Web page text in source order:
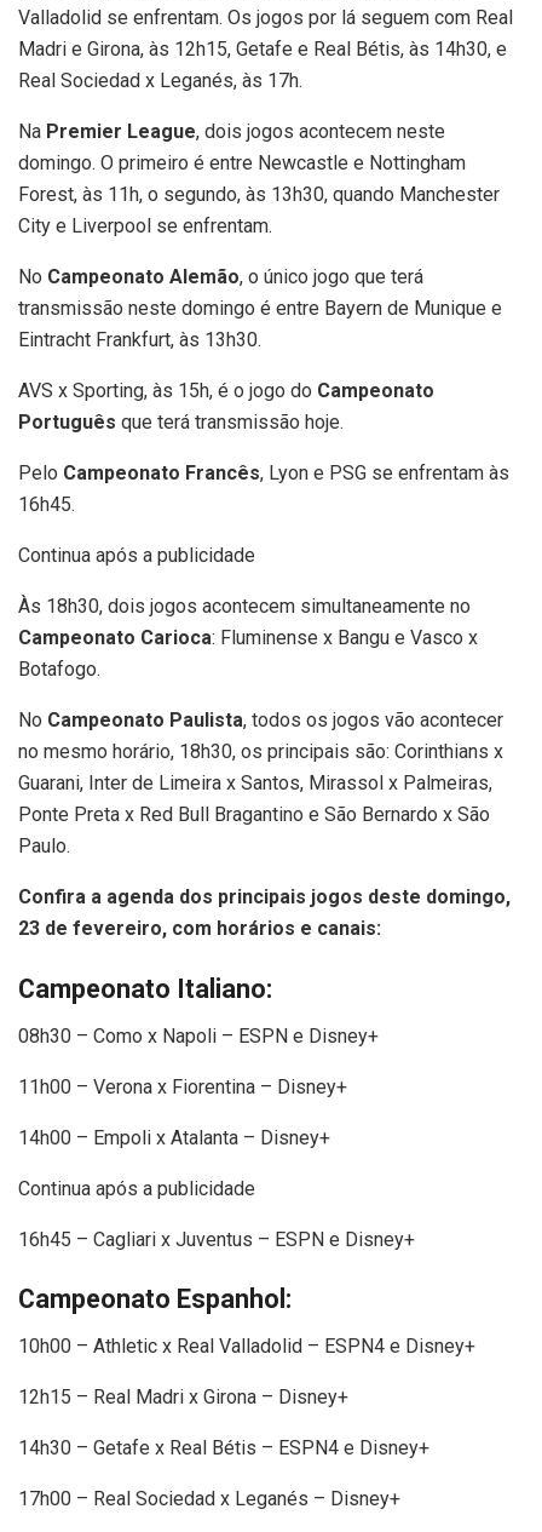
Valladolid se enfrentam. Os jogos por lá seguem com Real
Madri e Girona, às 12h15, Getafe e Real Bétis, às 14h30, e
Real Sociedad x Leganés, às 17h.
Na Premier League, dois jogos acontecem neste
domingo. O primeiro é entre Newcastle e Nottingham
Forest, às 11h, o segundo, às 13h30, quando Manchester
City e Liverpool se enfrentam.
No Campeonato Alemão, o único jogo que terá
transmissão neste domingo é entre Bayern de Munique e
Eintracht Frankfurt, às 13h30.
AVS x Sporting, às 15h, é o jogo do Campeonato
Português que terá transmissão hoje.
Pelo Campeonato Francês, Lyon e PSG se enfrentam às
16h45.
Continua após a publicidade
Às 18h30, dois jogos acontecem simultaneamente no
Campeonato Carioca: Fluminense x Bangu e Vasco x
Botafogo.
No Campeonato Paulista, todos os jogos vão acontecer
no mesmo horário, 18h30, os principais são: Corinthians x
Guarani, Inter de Limeira x Santos, Mirassol x Palmeiras,
Ponte Preta x Red Bull Bragantino e São Bernardo x São
Paulo.
Confira a agenda dos principais jogos deste domingo,
23 de fevereiro, com horários e canais:
Campeonato Italiano:
08h30 – Como x Napoli – ESPN e Disney+
11h00 – Verona x Fiorentina – Disney+
14h00 – Empoli x Atalanta – Disney+
Continua após a publicidade
16h45 – Cagliari x Juventus – ESPN e Disney+
Campeonato Espanhol:
10h00 – Athletic x Real Valladolid – ESPN4 e Disney+
12h15 – Real Madri x Girona – Disney+
14h30 – Getafe x Real Bétis – ESPN4 e Disney+
17h00 – Real Sociedad x Leganés – Disney+